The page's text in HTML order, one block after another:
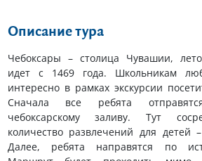
Описание тура
Чебоксары – столица Чувашии,
идет с 1469 года. Школьникам
интересно в рамках экскурсии
Сначала все ребята
чебоксарскому заливу. Тут
количество развлечений для детей
Далее, ребята направятся по